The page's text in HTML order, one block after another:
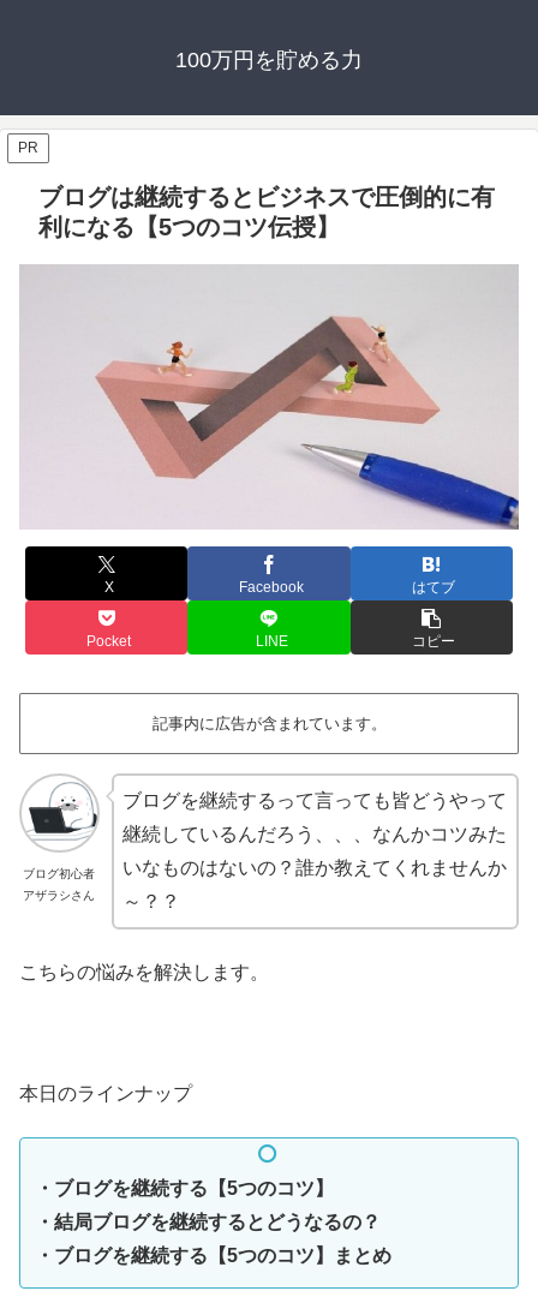
100万円を貯める力
PR
ブログは継続するとビジネスで圧倒的に有
利になる【5つのコツ伝授】
X Facebook はてブ
Pocket LINE コピー
記事内に広告が含まれています。
ブログ初心者
アザラシさん
ブログを継続するって言っても皆どうやって
継続しているんだろう、、、なんかコツみた
いなものはないの？誰か教えてくれませんか
～？？
こちらの悩みを解決します。
本日のラインナップ
・ブログを継続する【5つのコツ】
・結局ブログを継続するとどうなるの？
・ブログを継続する【5つのコツ】まとめ